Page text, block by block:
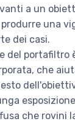
a un
una
dei casi.
del portafiltro
che
che rovini